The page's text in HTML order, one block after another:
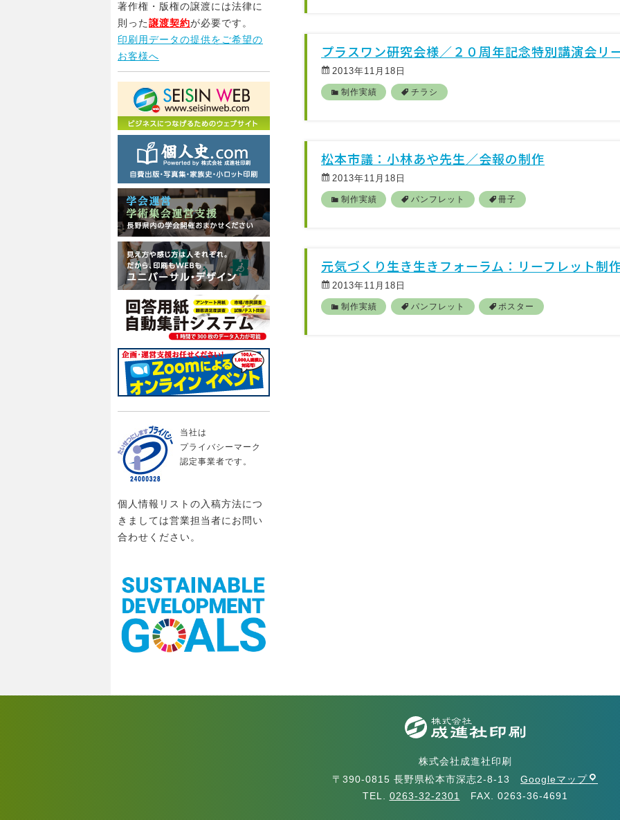
著作権・版権の譲渡には法律に
則った譲渡契約が必要です。
印刷用データの提供をご希望の
お客様へ
当社は
プライバシーマーク
認定事業者です。
個人情報リストの入稿方法につ
きましては営業担当者にお問い
合わせください。
プラスワン研究会様／２０周年記念特別講演会リ
2013年11月18日
制作実績 チラシ
松本市議：小林あや先生／会報の制作
2013年11月18日
制作実績 パンフレット 冊子
元気づくり生き生きフォーラム：リーフレット制
2013年11月18日
制作実績 パンフレット ポスター
株式会社成進社印刷
〒390-0815 長野県松本市深志2-8-13Googleマップ
TEL.0263-32-2301FAX. 0263-36-4691